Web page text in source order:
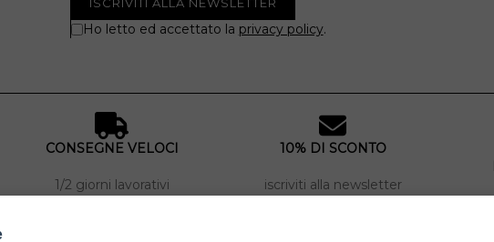
Ho letto ed accettato la privacy policy.
CONSEGNE VELOCI
1/2 giorni lavorativi
10% DI SCONTO
iscriviti alla newsletter